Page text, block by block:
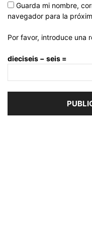
Guarda mi nombre,
navegador para la
Por favor, introduce una
dieciseis − seis =